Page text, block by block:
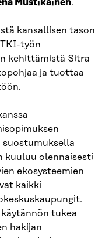
Mustikainen.
kansallisen tason
työn
kehittämistä Sitra
ja tuottaa
kuuluu olennaisesti
ekosysteemien
kaikki
tukea
hakijan